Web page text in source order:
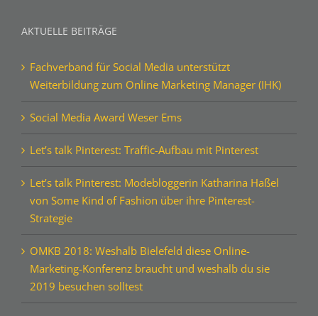
Fachverband für Social Media unterstützt
Social Media Award Weser Ems
Let’s talk Pinterest: Traffic-Aufbau mit Pinterest
Let’s talk Pinterest: Modebloggerin Katharina Haßel
Strategie
OMKB 2018: Weshalb Bielefeld diese Online-
2019 besuchen solltest